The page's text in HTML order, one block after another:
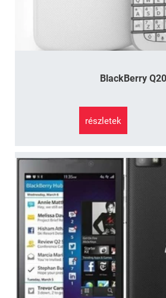
BlackBerry Q20
részletek